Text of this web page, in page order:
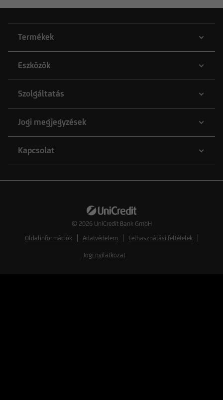
Termékek
Eszközök
Szolgáltatás
Jogi megjegyzések
Kapcsolat
© 2026 UniCredit Bank GmbH
Oldalinformációk
Adatvédelem Felhasználási feltételek
Jogi nyilatkozat